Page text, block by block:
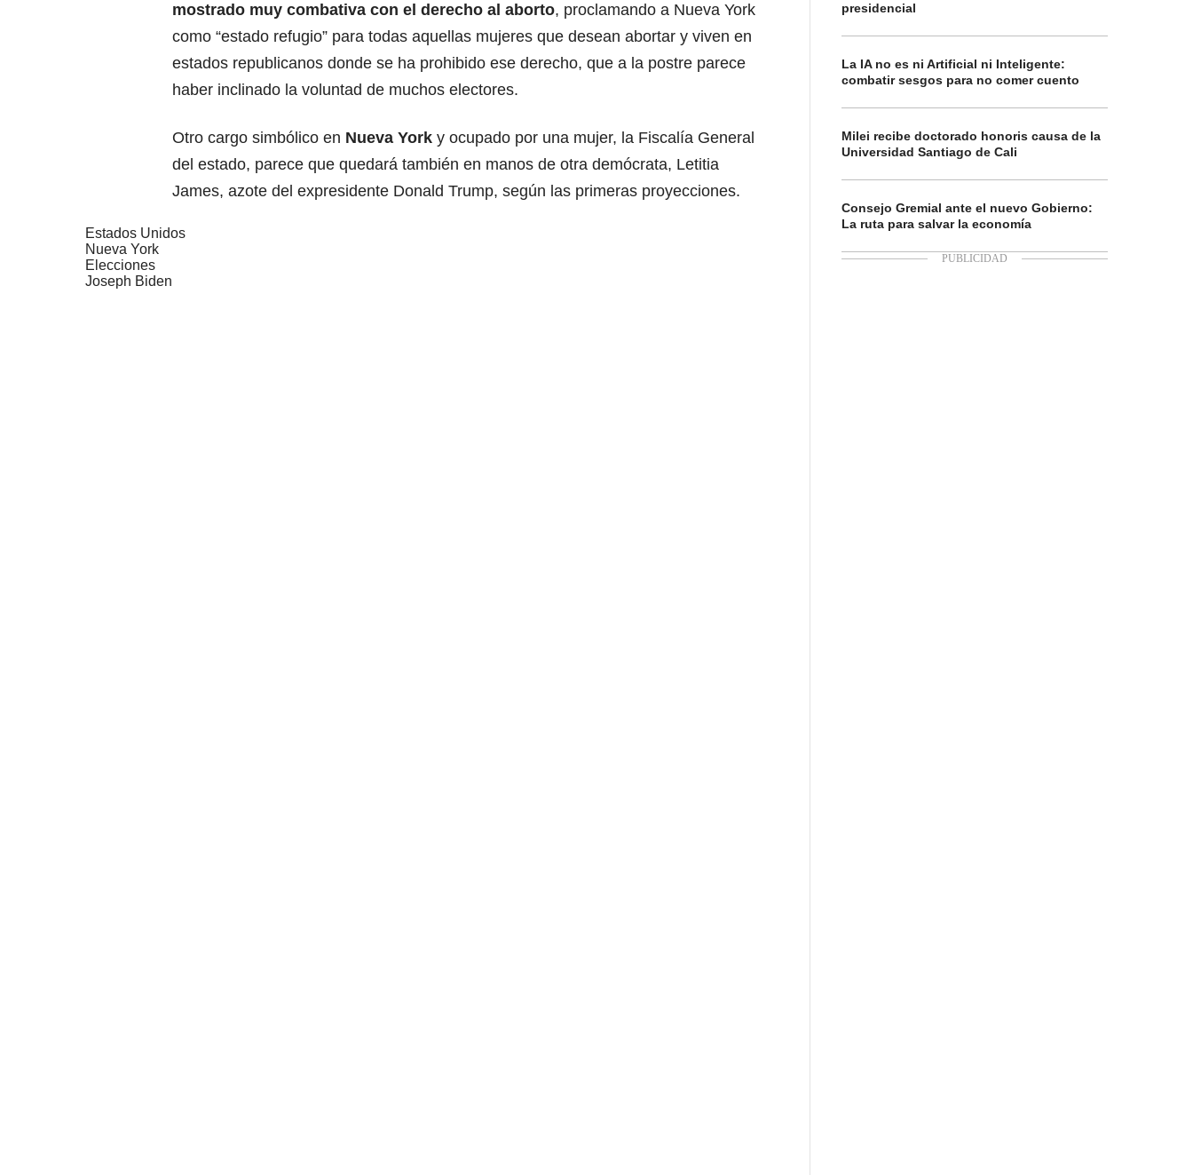
mostrado muy combativa con el derecho al aborto, proclamando a Nueva York
como “estado refugio” para todas aquellas mujeres que desean abortar y viven en
estados republicanos donde se ha prohibido ese derecho, que a la postre parece
haber inclinado la voluntad de muchos electores.
Otro cargo simbólico en Nueva York y ocupado por una mujer, la Fiscalía General
del estado, parece que quedará también en manos de otra demócrata, Letitia
James, azote del expresidente Donald Trump, según las primeras proyecciones.
Estados Unidos
Nueva York
Elecciones
Joseph Biden
presidencial
La IA no es ni Artificial ni Inteligente:
combatir sesgos para no comer cuento
Milei recibe doctorado honoris causa de la
Universidad Santiago de Cali
Consejo Gremial ante el nuevo Gobierno:
La ruta para salvar la economía